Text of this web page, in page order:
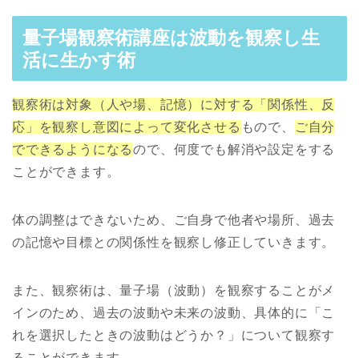
量子場観察術講座は波動を観察し生
活に生かす術
観察術は対象（人や場、記憶）に対する「関係性、反
応」を観察し意図によって変化させる もので、
ご自分
でできるようになるので、何度でも解消や設定をする
ことができます。
体の調整はできないため、ご自身で他者や場所、過去
の記憶や目標との関係性を観察し修正していきます。
また、観察術は、量子場（波動）を観察することがメ
インのため、過去の波動や未来の波動、具体的に「こ
れを選択したときの波動はどうか？」について観察す